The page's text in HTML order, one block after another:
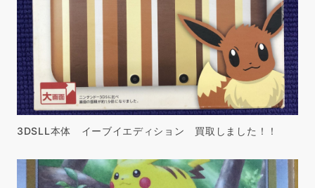
3DSLL本体 イーブイエディション 買取しました！！